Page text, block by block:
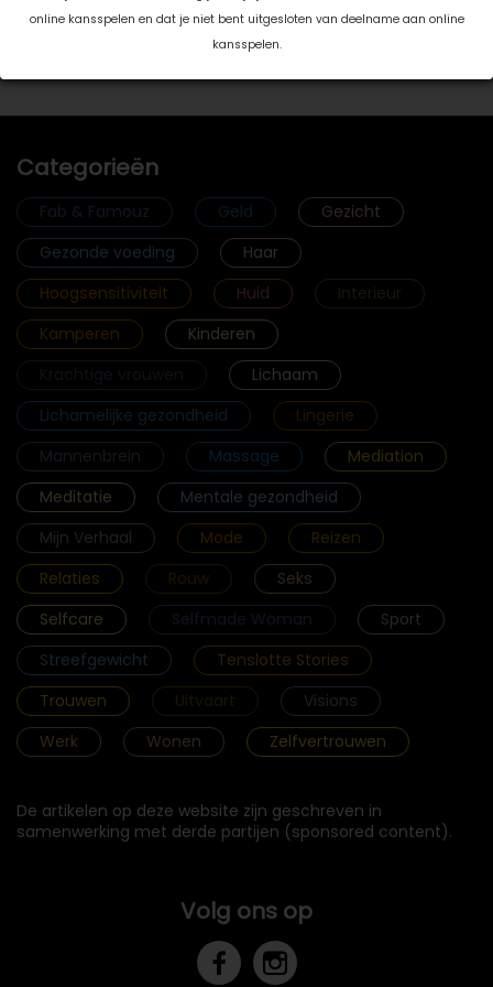
online kansspelen en dat je niet bent uitgesloten van deelname aan online
kansspelen.
Categorieën
Fab & Famouz Geld
Gezicht
Gezonde voeding
Haar
Hoogsensitiviteit
Huid
Interieur
Kamperen
Kinderen
Lichaam
Lichamelijke gezondheid
Lingerie
Mannenbrein
Massage
Mediation
Meditatie
Mentale gezondheid
Mijn Verhaal
Mode
Reizen
Relaties
Rouw
Seks
Selfcare
Selfmade Woman
Sport
Streefgewicht
Tenslotte Stories
Trouwen
Uitvaart
Visions
Werk
Wonen Zelfvertrouwen
De artikelen op deze website zijn geschreven in
samenwerking met derde partijen (sponsored content).
Volg ons op